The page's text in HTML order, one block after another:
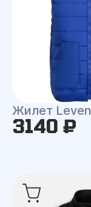
Жилет Leven
3140 ₽